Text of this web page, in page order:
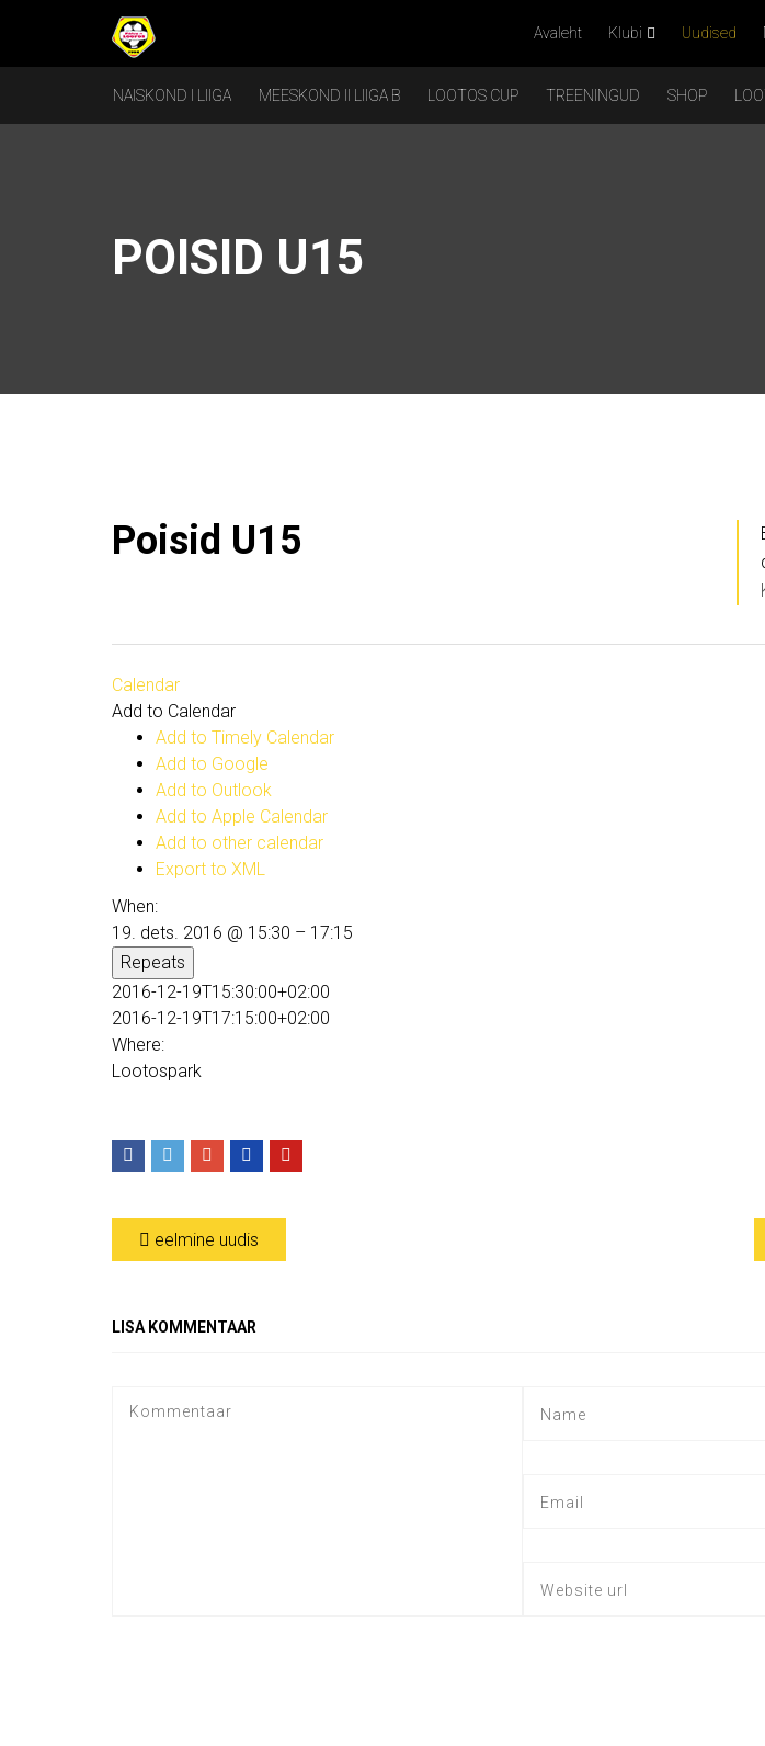
Avaleht Klubi Uudised
NAISKOND I LIIGA MEESKOND II LIIGA B LOOTOS CUP TREENINGUD SHOP
POISID U15
Poisid U15
Calendar
Add to Calendar
Add to Timely Calendar
Add to Google
Add to Outlook
Add to Apple Calendar
Add to other calendar
Export to XML
When:
19. dets. 2016 @ 15:30 – 17:15
Repeats
2016-12-19T15:30:00+02:00
2016-12-19T17:15:00+02:00
Where:
Lootospark
eelmine uudis
LISA KOMMENTAAR